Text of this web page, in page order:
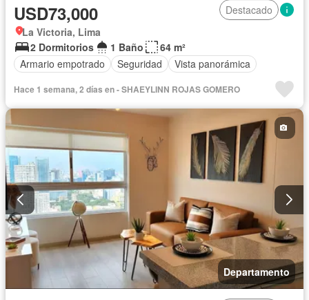
USD73,000
Destacado
La Victoria, Lima
2 Dormitorios
1 Baño
64 m²
Armario empotrado
Seguridad Vista panorámica
Hace 1 semana, 2 días en - SHAEYLINN ROJAS GOMERO
Departamento